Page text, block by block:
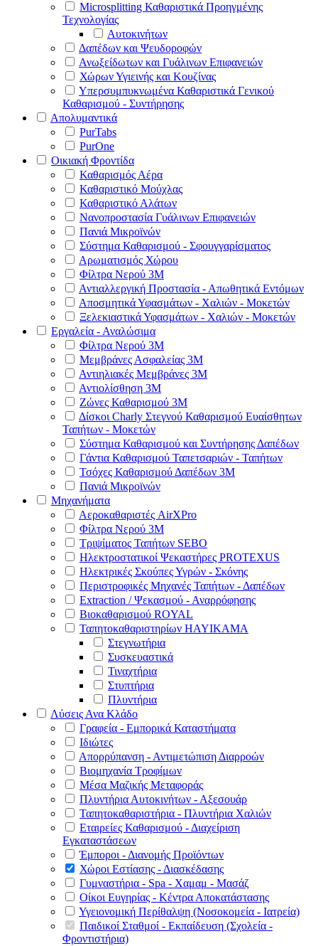
Microsplitting Καθαριστικά Προηγμένης
Τεχνολογίας
Αυτοκινήτων
Δαπέδων και Ψευδοροφών
Ανωξείδωτων και Γυάλινων Επιφανειών
Χώρων Υγιεινής και Κουζίνας
Υπερσυμπυκνωμένα Καθαριστικά Γενικού
Καθαρισμού - Συντήρησης
Απολυμαντικά
PurTabs
PurOne
Οικιακή Φροντίδα
Καθαρισμός Αέρα
Καθαριστικό Μούχλας
Καθαριστικό Αλάτων
Νανοπροστασία Γυάλινων Επιφανειών
Πανιά Μικροϊνών
Σύστημα Καθαρισμού - Σφουγγαρίσματος
Αρωματισμός Χώρου
Φίλτρα Νερού 3Μ
Αντιαλλεργική Προστασία - Απωθητικά Εντόμων
Αποσμητικά Υφασμάτων - Χαλιών - Μοκετών
Ξελεκιαστικά Υφασμάτων - Χαλιών - Μοκετών
Εργαλεία - Αναλώσιμα
Φίλτρα Νερού 3Μ
Μεμβράνες Ασφαλείας 3Μ
Αντιηλιακές Μεμβράνες 3Μ
Αντιολίσθηση 3Μ
Ζώνες Καθαρισμού 3Μ
Δίσκοι Charly Στεγνού Καθαρισμού Ευαίσθητων
Ταπήτων - Μοκετών
Σύστημα Καθαρισμού και Συντήρησης Δαπέδων
Γάντια Καθαρισμού Ταπετσαριών - Ταπήτων
Τσόχες Καθαρισμού Δαπέδων 3Μ
Πανιά Μικροϊνών
Μηχανήματα
Αεροκαθαριστές AirXPro
Φίλτρα Νερού 3M
Τριψίματος Ταπήτων SEBO
Ηλεκτροστατικοί Ψεκαστήρες PROTEXUS
Ηλεκτρικές Σκούπες Υγρών - Σκόνης
Περιστροφικές Μηχανές Ταπήτων - Δαπέδων
Extraction / Ψεκασμού - Αναρρόφησης
Βιοκαθαρισμού ROYAL
Ταπητοκαθαριστηρίων HAYIKAMA
Στεγνωτήρια
Συσκευαστικά
Τιναχτήρια
Στυπτήρια
Πλυντήρια
Λύσεις Ανα Κλάδο
Γραφεία - Εμπορικά Καταστήματα
Ιδιώτες
Απορρύπανση - Αντιμετώπιση Διαρροών
Βιομηχανία Τροφίμων
Μέσα Μαζικής Μεταφοράς
Πλυντήρια Αυτοκινήτων - Αξεσουάρ
Ταπητοκαθαριστήρια - Πλυντήρια Χαλιών
Εταιρείες Καθαρισμού - Διαχείριση
Εγκαταστάσεων
Έμποροι - Διανομής Προϊόντων
Χώροι Εστίασης - Διασκέδασης
Γυμναστήρια - Spa - Χαμαμ - Μασάζ
Οίκοι Ευγηρίας - Κέντρα Αποκατάστασης
Υγειονομική Περίθαλψη (Νοσοκομεία - Ιατρεία)
Παιδικοί Σταθμοί - Εκπαίδευση (Σχολεία -
Φροντιστήρια)